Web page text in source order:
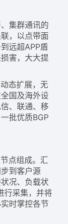
集群通讯的
，以点带面
远超APP盾
害，大大提
态扩展，无
国及海外设
、联通、移
批优质BGP
点组成。汇
到客户源
况、负载状
行采集，并将
时掌控各节